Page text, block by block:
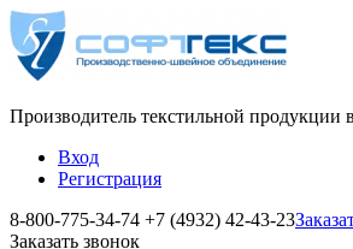
Производитель текстильной продукции
Вход
Регистрация
8-800-775-34-74 +7 (4932) 42-43-23
Заказать звонок